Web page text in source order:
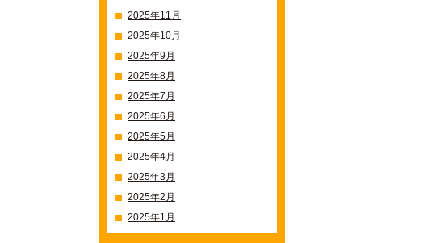
2025年11月
2025年10月
2025年9月
2025年8月
2025年7月
2025年6月
2025年5月
2025年4月
2025年3月
2025年2月
2025年1月